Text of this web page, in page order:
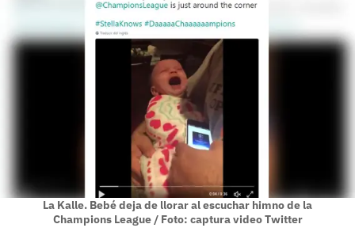
La Kalle. Bebé deja de llorar al escuchar himno de la
Champions League / Foto: captura video Twitter